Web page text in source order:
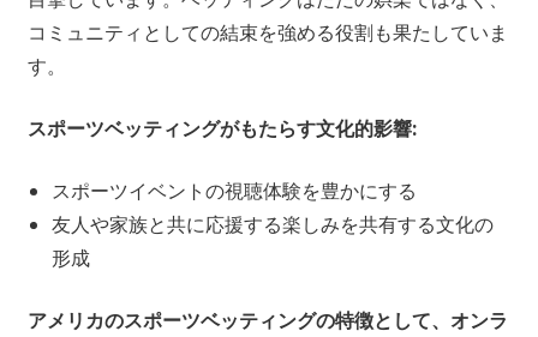
コミュニティとしての結束を強める役割も果たしていま
す。
スポーツベッティングがもたらす文化的影響:
スポーツイベントの視聴体験を豊かにする
友人や家族と共に応援する楽しみを共有する文化の
形成
アメリカのスポーツベッティングの特徴として、オンラ